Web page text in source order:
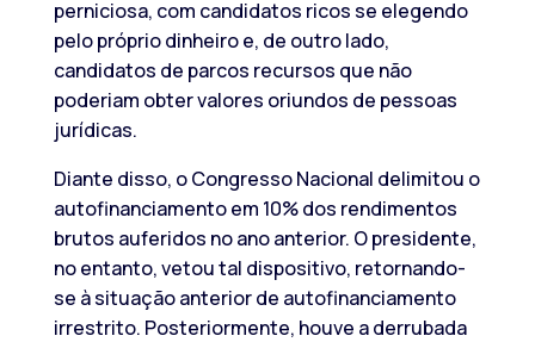
perniciosa, com candidatos ricos se elegendo
pelo próprio dinheiro e, de outro lado,
candidatos de parcos recursos que não
poderiam obter valores oriundos de pessoas
jurídicas.
Diante disso, o Congresso Nacional delimitou o
autofinanciamento em 10% dos rendimentos
brutos auferidos no ano anterior. O presidente,
no entanto, vetou tal dispositivo, retornando-
se à situação anterior de autofinanciamento
irrestrito. Posteriormente, houve a derrubada